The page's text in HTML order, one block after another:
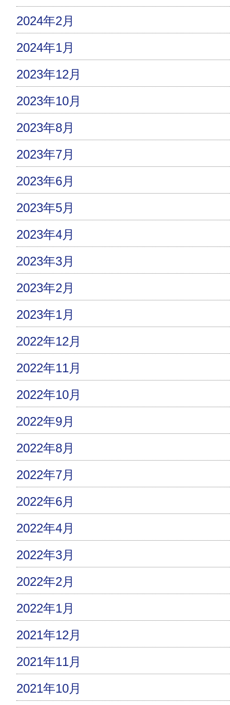
2024年2月
2024年1月
2023年12月
2023年10月
2023年8月
2023年7月
2023年6月
2023年5月
2023年4月
2023年3月
2023年2月
2023年1月
2022年12月
2022年11月
2022年10月
2022年9月
2022年8月
2022年7月
2022年6月
2022年4月
2022年3月
2022年2月
2022年1月
2021年12月
2021年11月
2021年10月